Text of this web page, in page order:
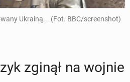
Ukrainą... (Fot. BBC/screenshot)
zginął na wojnie